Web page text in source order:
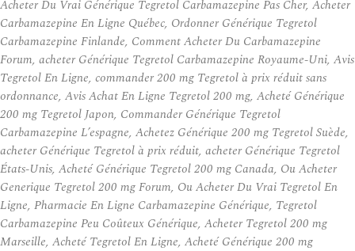
Acheter Du Vrai Générique Tegretol Carbamazepine Pas Cher, Acheter
Carbamazepine En Ligne Québec, Ordonner Générique Tegretol
Carbamazepine Finlande, Comment Acheter Du Carbamazepine
Forum, acheter Générique Tegretol Carbamazepine Royaume-Uni, Avis
Tegretol En Ligne, commander 200 mg Tegretol à prix réduit sans
ordonnance, Avis Achat En Ligne Tegretol 200 mg, Acheté Générique
200 mg Tegretol Japon, Commander Générique Tegretol
Carbamazepine L’espagne, Achetez Générique 200 mg Tegretol Suède,
acheter Générique Tegretol à prix réduit, acheter Générique Tegretol
États-Unis, Acheté Générique Tegretol 200 mg Canada, Ou Acheter
Generique Tegretol 200 mg Forum, Ou Acheter Du Vrai Tegretol En
Ligne, Pharmacie En Ligne Carbamazepine Générique, Tegretol
Carbamazepine Peu Coûteux Générique, Acheter Tegretol 200 mg
Marseille, Acheté Tegretol En Ligne, Acheté Générique 200 mg